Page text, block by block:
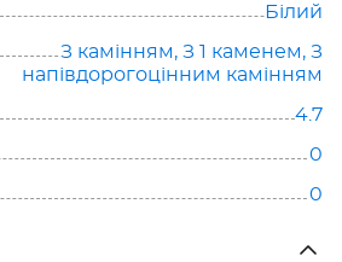
Білий
З камінням, З 1 каменем, З
напівдорогоцінним камінням
4.7
0
0